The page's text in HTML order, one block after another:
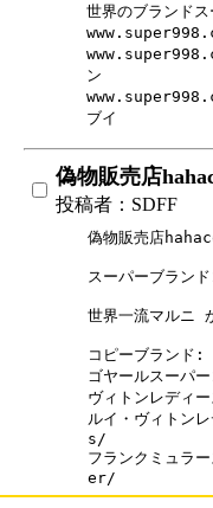
世界のブランド
ン
ブイ
偽物販売店
投稿者：SDFF
偽物販売店
スーパーブラン
世界一流マルニ
コピーブラン
ゴヤールスー
ヴィトンレデ
ルイ・ヴィト
s/
フランクミュ
er/